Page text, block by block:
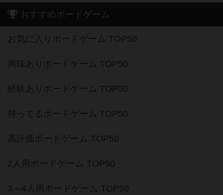
おすすめボードゲーム
お気に入りボードゲーム TOP50
興味ありボードゲーム TOP50
経験ありボードゲーム TOP50
持ってるボードゲーム TOP50
高評価ボードゲーム TOP50
2人用ボードゲーム TOP50
3～4人用ボードゲーム TOP50